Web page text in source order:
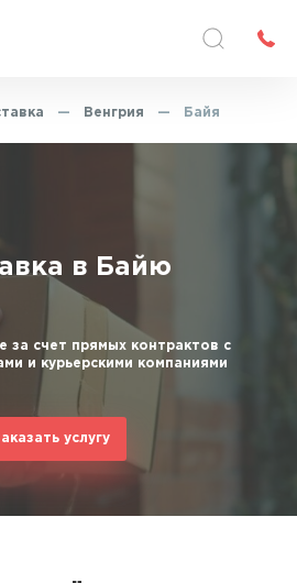
— Венгрия — Байя
в Байю
за счет прямых контрактов с
и курьерскими компаниями
услугу